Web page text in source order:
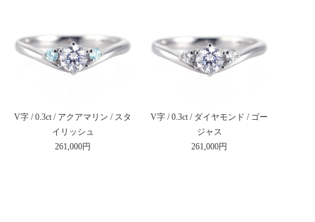
V字 / 0.3ct / アクアマリン / スタ
イリッシュ
261,000円
V字 / 0.3ct / ダイヤモンド / ゴー
ジャス
261,000円